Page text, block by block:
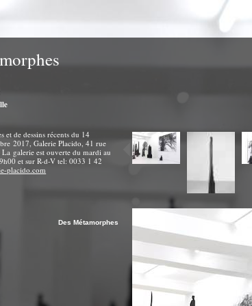
et de dessins récents du 14
2017, Galerie Placido, 41 rue
galerie est ouverte du mardi au
et sur R-d-V tel: 0033 1 42
placido.com
Des Métamorphes